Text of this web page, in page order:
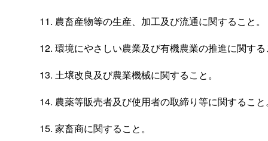
農畜産物等の生産、加工及び流通に関すること。
環境にやさしい農業及び有機農業の推進に関する
土壌改良及び農業機械に関すること。
農薬等販売者及び使用者の取締り等に関すること。
家畜商に関すること。